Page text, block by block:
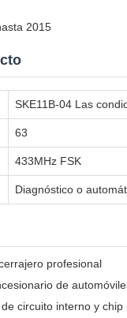
2015
SKE11B-04 Las
63
433MHz FSK
Diagnóstico o
profesional
de
circuito interno y chip